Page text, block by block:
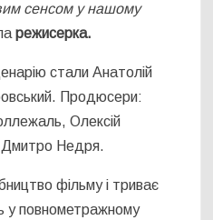
сенсом у нашому
режисерка.
стали Анатолій
Продюсери:
Олексій
Недря.
фільму і триває
у повнометражному